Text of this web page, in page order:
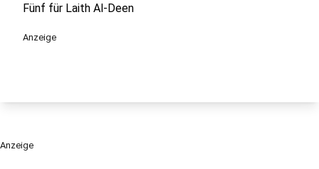
Fünf für Laith Al-Deen
Anzeige
Anzeige